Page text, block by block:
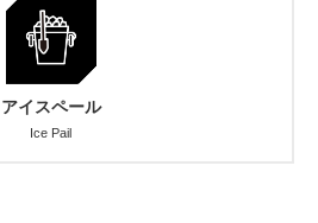
アイスペール
Ice Pail